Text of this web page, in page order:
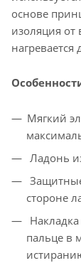
основе
изоляция от
нагревается
Мягкий
Ладонь
стороне
пальце в